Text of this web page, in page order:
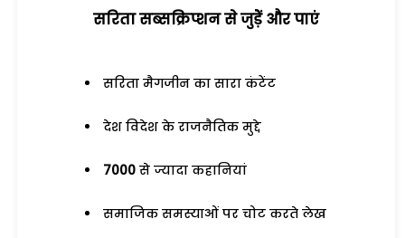
सरिता सब्सक्रिप्शन से जुड़ेें और पाएं
सरिता मैगजीन का सारा कंटेंट
देश विदेश के राजनैतिक मुद्दे
7000 से ज्यादा कहानियां
समाजिक समस्याओं पर चोट करते लेख